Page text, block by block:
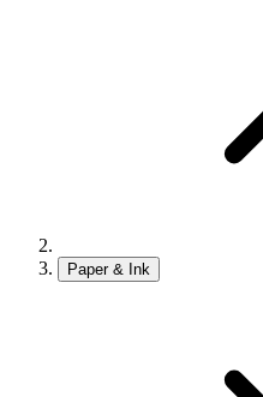
Paper & Ink